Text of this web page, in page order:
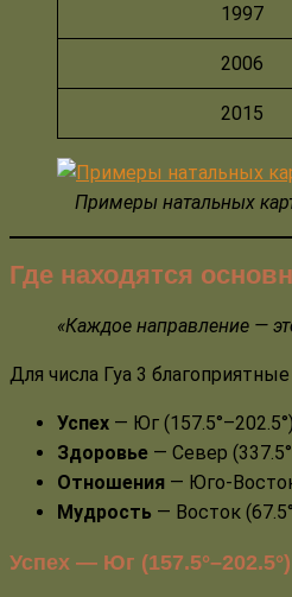
1997
2006
2015
Примеры натальных
Где находятся
«Каждое направление —
Для числа Гуа 3
Успех — Юг (157.5°–202.5°)
Здоровье — Север
Отношения — Юго-
Мудрость — Восток
Успех — Юг (157.5°–202.5°)